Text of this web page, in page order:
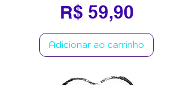
Preço
R$ 59,90
Adicionar ao carrinho